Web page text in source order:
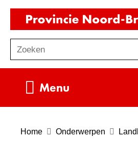
Ga
de
o
e
Zoeken
Menu
Home Onderwerpen